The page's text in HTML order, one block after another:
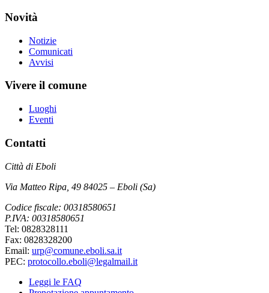
Novità
Notizie
Comunicati
Avvisi
Vivere il comune
Luoghi
Eventi
Contatti
Città di Eboli
Via Matteo Ripa, 49 84025 – Eboli (Sa)
Codice fiscale: 00318580651
P.IVA: 00318580651
Tel: 0828328111
Fax: 0828328200
Email: urp@comune.eboli.sa.it
PEC: protocollo.eboli@legalmail.it
Leggi le FAQ